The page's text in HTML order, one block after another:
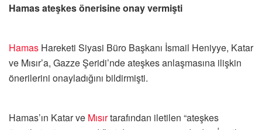
Hamas ateşkes önerisine onay vermişti
Hamas Hareketi Siyasi Büro Başkanı İsmail Heniyye, Katar
ve Mısır’a, Gazze Şeridi’nde ateşkes anlaşmasına ilişkin
önerilerini onayladığını bildirmişti.
Hamas’ın Katar ve Mısırtarafından iletilen “ateşkes